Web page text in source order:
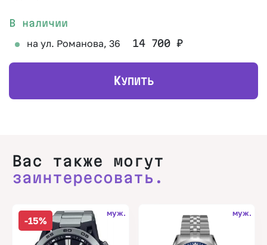
В наличии
на ул. Романова, 36 14 700₽
КУПИТЬ
Вас также могут
заинтересовать.
-15%
муж. муж.